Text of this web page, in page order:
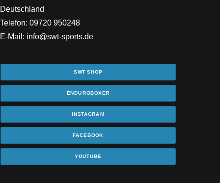
Deutschland
Telefon: 09720 950248
E-Mail: info@swt-sports.de
SWT SHOP
ENDUROBOXER
INSTAGRAM
FACEBOOK
YOUTUBE